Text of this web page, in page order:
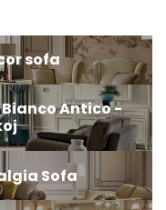
sofa
Antico -
Sofa